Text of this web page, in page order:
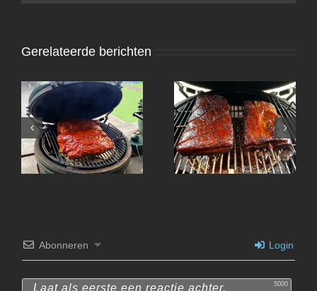
Gerelateerde berichten
Koreaanse Pulled Pork
Abonneren Login
5000